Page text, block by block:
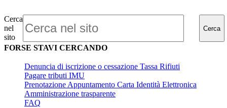
Cerca
nel
sito
Cerca
FORSE STAVI CERCANDO
Denuncia di iscrizione o cessazione Tassa Rifiuti
Pagare tributi IMU
Prenotazione Appuntamento Carta Identità Elettronica
Amministrazione trasparente
FAQ